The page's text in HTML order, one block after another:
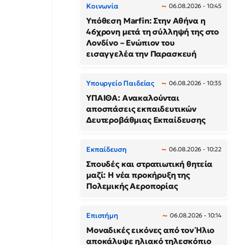
Κοινωνία 06.08.2026 - 10:45
Υπόθεση Marfin: Στην Αθήνα η
46χρονη μετά τη σύλληψή της στο
Λονδίνο – Ενώπιον του
εισαγγελέα την Παρασκευή
Υπουργείο Παιδείας 06.08.2026 - 10:35
ΥΠΑΙΘΑ: Ανακαλούνται
αποσπάσεις εκπαιδευτικών
Δευτεροβάθμιας Εκπαίδευσης
Εκπαίδευση 06.08.2026 - 10:22
Σπουδές και στρατιωτική θητεία
μαζί: Η νέα προκήρυξη της
Πολεμικής Αεροπορίας
Επιστήμη 06.08.2026 - 10:14
Μοναδικές εικόνες από τον Ήλιο
αποκάλυψε ηλιακό τηλεσκόπιο